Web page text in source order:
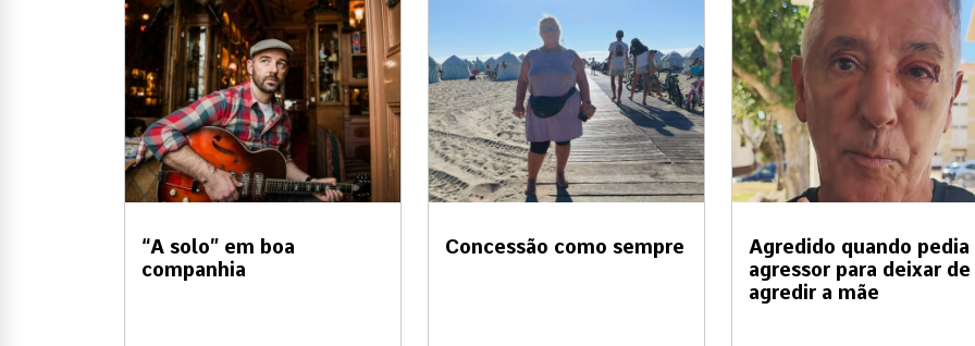
“A solo” em boa
companhia
Concessão como sempre
Agredido quando pedia
agressor para deixar de
agredir a mãe